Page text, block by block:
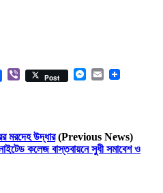
Viber Post Messenger
Email
মরদেহ উদ্ধার(Previous News)
কলেজ বাস্তবায়নে সুধী সমাবেশ ও